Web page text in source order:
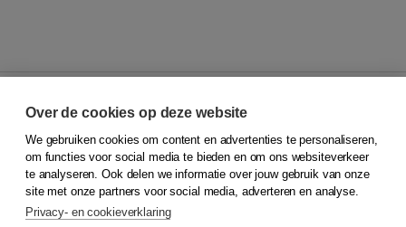
© 2026Koninklijke Boom uitgevers
Klantenservice
Service & informatie
Contact
Over de cookies op deze website
We gebruiken cookies om content en advertenties te personaliseren,
om functies voor social media te bieden en om ons websiteverkeer
te analyseren. Ook delen we informatie over jouw gebruik van onze
site met onze partners voor social media, adverteren en analyse.
Privacy- en cookieverklaring